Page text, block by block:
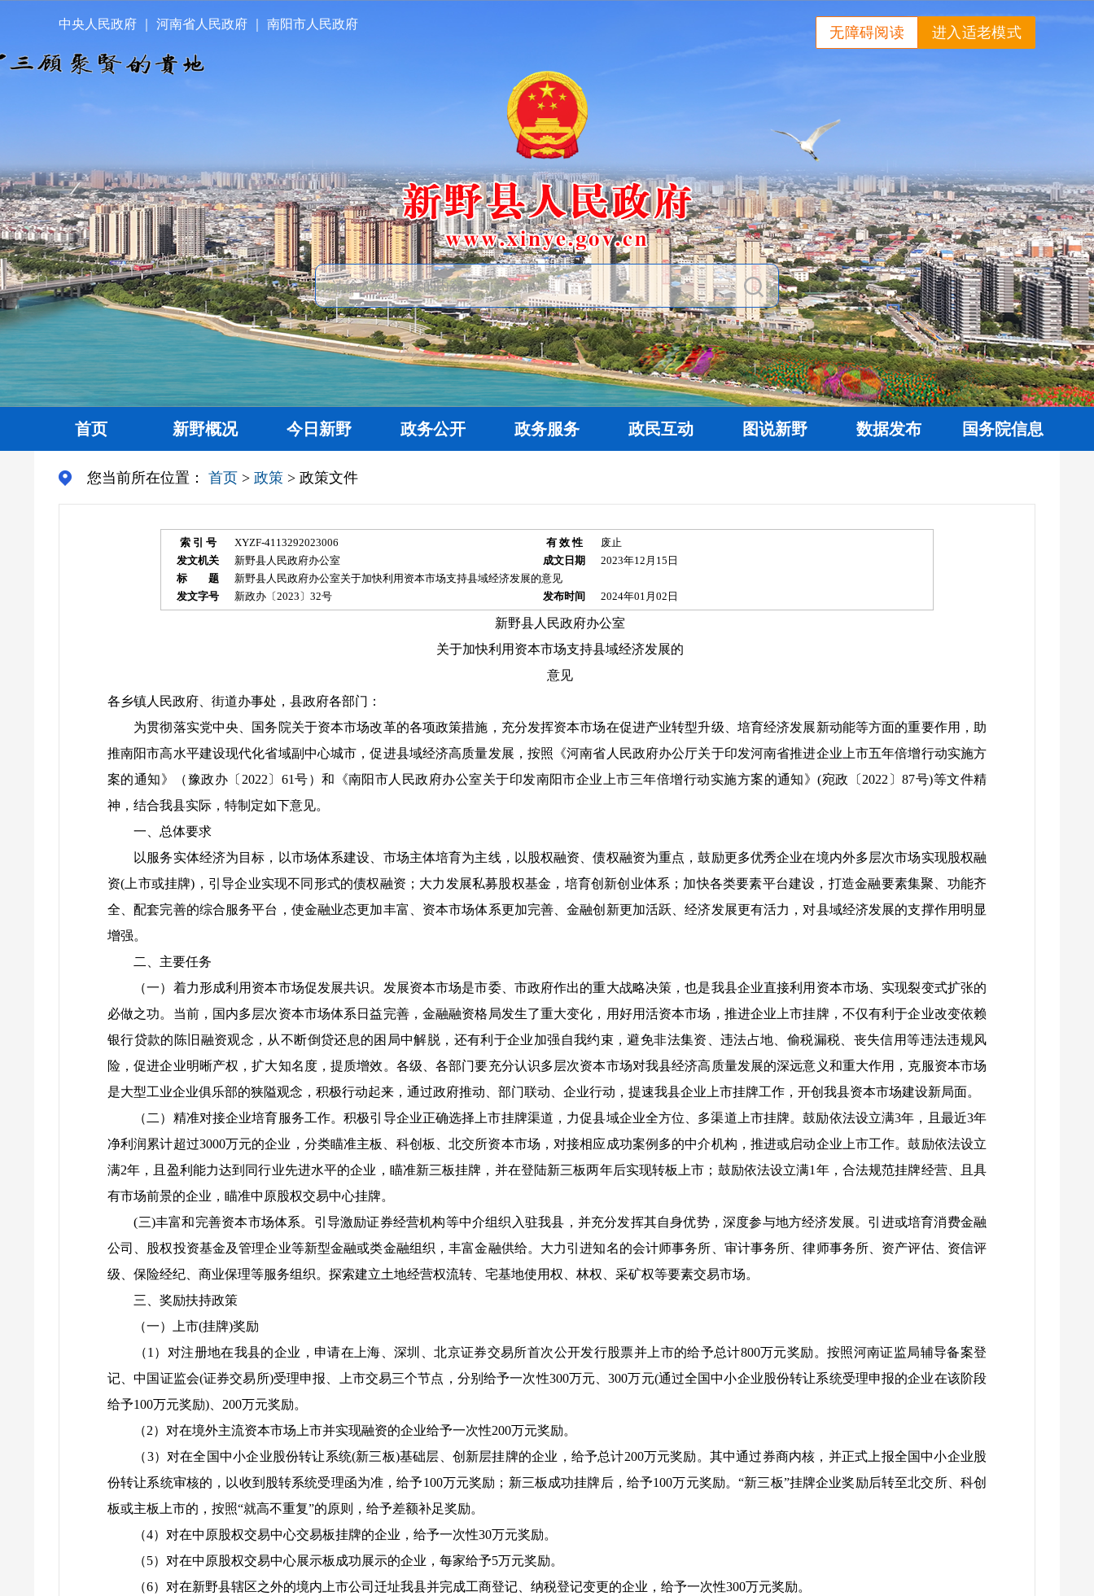
中央人民政府 河南省人民政府 南阳市人民政府
进入适老模式
无障碍阅读
首页 新野概况 今日新野 政务公开 政务服务 政民互动 图说新野 数据发布 国务院信息
您当前所在位置： 首页 > 政策 > 政策文件
索 引 号 XYZF-4113292023006 有 效 性
废止
发文机关
新野县人民政府办公室 成文日期
2023年12月15日
标 题
新野县人民政府办公室关于加快利用资本市场支持县域经济发展的意见
发文字号
新政办〔2023〕32号 发布时间 2024年01月02日
新野县人民政府办公室
关于加快利用资本市场支持县域经济发展的
意见
各乡镇人民政府、街道办事处，县政府各部门：
为贯彻落实党中央、国务院关于资本市场改革的各项政策措施，充分发挥资本市场在促进产业转型升级、培育经济发展新动能等方面的重要作用，助
推南阳市高水平建设现代化省域副中心城市，促进县域经济高质量发展，按照《河南省人民政府办公厅关于印发河南省推进企业上市五年倍增行动实施方
案的通知》（豫政办〔2022〕61号）和《南阳市人民政府办公室关于印发南阳市企业上市三年倍增行动实施方案的通知》(宛政〔2022〕87号)等文件精
神，结合我县实际，特制定如下意见。
一、总体要求
以服务实体经济为目标，以市场体系建设、市场主体培育为主线，以股权融资、债权融资为重点，鼓励更多优秀企业在境内外多层次市场实现股权融
资(上市或挂牌)，引导企业实现不同形式的债权融资；大力发展私募股权基金，培育创新创业体系；加快各类要素平台建设，打造金融要素集聚、功能齐
全、配套完善的综合服务平台，使金融业态更加丰富、资本市场体系更加完善、金融创新更加活跃、经济发展更有活力，对县域经济发展的支撑作用明显
增强。
二、主要任务
（一）着力形成利用资本市场促发展共识。发展资本市场是市委、市政府作出的重大战略决策，也是我县企业直接利用资本市场、实现裂变式扩张的
必做之功。当前，国内多层次资本市场体系日益完善，金融融资格局发生了重大变化，用好用活资本市场，推进企业上市挂牌，不仅有利于企业改变依赖
银行贷款的陈旧融资观念，从不断倒贷还息的困局中解脱，还有利于企业加强自我约束，避免非法集资、违法占地、偷税漏税、丧失信用等违法违规风
险，促进企业明晰产权，扩大知名度，提质增效。各级、各部门要充分认识多层次资本市场对我县经济高质量发展的深远意义和重大作用，克服资本市场
是大型工业企业俱乐部的狭隘观念，积极行动起来，通过政府推动、部门联动、企业行动，提速我县企业上市挂牌工作，开创我县资本市场建设新局面。
（二）精准对接企业培育服务工作。积极引导企业正确选择上市挂牌渠道，力促县域企业全方位、多渠道上市挂牌。鼓励依法设立满3年，且最近3年
净利润累计超过3000万元的企业，分类瞄准主板、科创板、北交所资本市场，对接相应成功案例多的中介机构，推进或启动企业上市工作。鼓励依法设立
满2年，且盈利能力达到同行业先进水平的企业，瞄准新三板挂牌，并在登陆新三板两年后实现转板上市；鼓励依法设立满1年，合法规范挂牌经营、且具
有市场前景的企业，瞄准中原股权交易中心挂牌。
(三)丰富和完善资本市场体系。引导激励证券经营机构等中介组织入驻我县，并充分发挥其自身优势，深度参与地方经济发展。引进或培育消费金融
公司、股权投资基金及管理企业等新型金融或类金融组织，丰富金融供给。大力引进知名的会计师事务所、审计事务所、律师事务所、资产评估、资信评
级、保险经纪、商业保理等服务组织。探索建立土地经营权流转、宅基地使用权、林权、采矿权等要素交易市场。
三、奖励扶持政策
（一）上市(挂牌)奖励
（1）对注册地在我县的企业，申请在上海、深圳、北京证券交易所首次公开发行股票并上市的给予总计800万元奖励。按照河南证监局辅导备案登
记、中国证监会(证券交易所)受理申报、上市交易三个节点，分别给予一次性300万元、300万元(通过全国中小企业股份转让系统受理申报的企业在该阶段
给予100万元奖励)、200万元奖励。
（2）对在境外主流资本市场上市并实现融资的企业给予一次性200万元奖励。
（3）对在全国中小企业股份转让系统(新三板)基础层、创新层挂牌的企业，给予总计200万元奖励。其中通过券商内核，并正式上报全国中小企业股
份转让系统审核的，以收到股转系统受理函为准，给予100万元奖励；新三板成功挂牌后，给予100万元奖励。“新三板”挂牌企业奖励后转至北交所、科创
板或主板上市的，按照“就高不重复”的原则，给予差额补足奖励。
（4）对在中原股权交易中心交易板挂牌的企业，给予一次性30万元奖励。
（5）对在中原股权交易中心展示板成功展示的企业，每家给予5万元奖励。
（6）对在新野县辖区之外的境内上市公司迁址我县并完成工商登记、纳税登记变更的企业，给予一次性300万元奖励。